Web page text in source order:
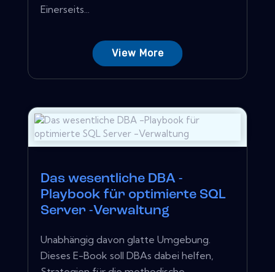
Einerseits...
View More
Das wesentliche DBA -
Playbook für optimierte SQL
Server -Verwaltung
Unabhängig davon glatte Umgebung.
Dieses E-Book soll DBAs dabei helfen,